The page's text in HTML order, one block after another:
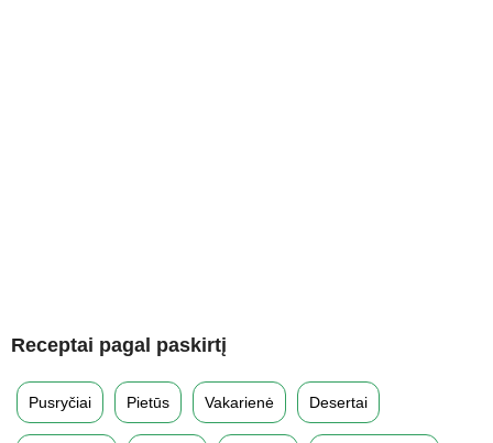
Receptai pagal paskirtį
Pusryčiai Pietūs Vakarienė Desertai